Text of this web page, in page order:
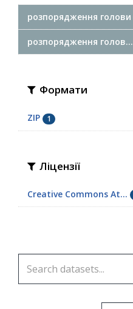
розпорядження голови
розпорядження голов...
Формати
ZIP 1
Ліцензії
Creative Commons At...